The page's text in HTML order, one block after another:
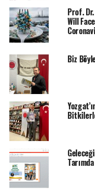
İLGILI KONULAR:
Yozgat Bozok
Odaklı “Sarı Kantaron”
KAÇIRMAYIN
Yozgat’ta 43
bitkisini inceledi
Prof.
Will
Biz